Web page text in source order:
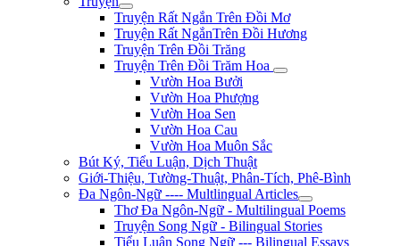
Truyện Rất Ngắn Trên Đồi Mơ
Truyện Rất NgắnTrên Đồi Hương
Truyện Trên Đồi Trăng
Truyện Trên Đồi Trăm Hoa
Vườn Hoa Bưởi
Vườn Hoa Phượng
Vườn Hoa Sen
Vườn Hoa Cau
Vườn Hoa Muôn Sắc
Bút Ký, Tiểu Luận, Dịch Thuật
Giới-Thiệu, Tường-Thuật, Phân-Tích, Phê-Bình
Đa Ngôn-Ngữ ---- Multlingual Articles
Thơ Đa Ngôn-Ngữ - Multilingual Poems
Truyện Song Ngữ - Bilingual Stories
Tiểu Luận Song Ngữ --- Bilingual Essays